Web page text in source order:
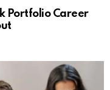
Portfolio Career